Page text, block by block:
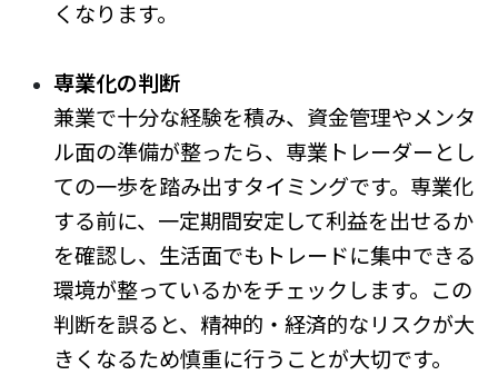
くなります。
専業化の判断
兼業で十分な経験を積み、資金管理やメンタ
ル面の準備が整ったら、専業トレーダーとし
ての一歩を踏み出すタイミングです。専業化
する前に、一定期間安定して利益を出せるか
を確認し、生活面でもトレードに集中できる
環境が整っているかをチェックします。この
判断を誤ると、精神的・経済的なリスクが大
きくなるため慎重に行うことが大切です。